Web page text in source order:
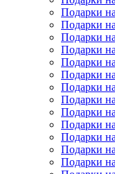
Подарки
Подарки
Подарки
Подарки
Подарки
Подарки
Подарки
Подарки
Подарки
Подарки
Подарки
Подарки
Подарки